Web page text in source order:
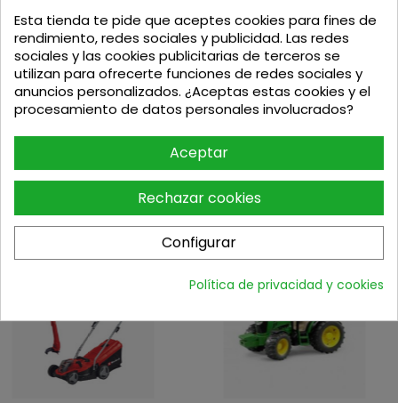
Alto): 210 x 105 x 120 mm
Peso: 0,9 kg
Incluye
3 hojas de lija
Maletín de transporte
Podria interesarte
Esta tienda te pide que aceptes cookies para fines de
rendimiento, redes sociales y publicidad. Las redes
sociales y las cookies publicitarias de terceros se
utilizan para ofrecerte funciones de redes sociales y
anuncios personalizados. ¿Aceptas estas cookies y el
procesamiento de datos personales involucrados?
Aceptar
Rechazar cookies
Configurar
Política de privacidad y cookies